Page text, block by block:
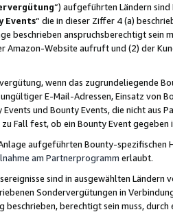
“) aufgeführten Ländern
Events“ die in dieser Ziffer 4 (a)
beschrieben anspruchsberechtigt sein
Amazon-Website aufruft und (2) der
wenn das zugrundeliegende
E-Mail-Adressen, Einsatz von
und Bounty Events, die nicht
Fall fest, ob ein Bounty Event
aufgeführten Bounty-spezifischen
am Partnerprogramm erlaubt.
sind in ausgewählten Ländern
Sondervergütungen in
beschrieben, berechtigt sein muss,